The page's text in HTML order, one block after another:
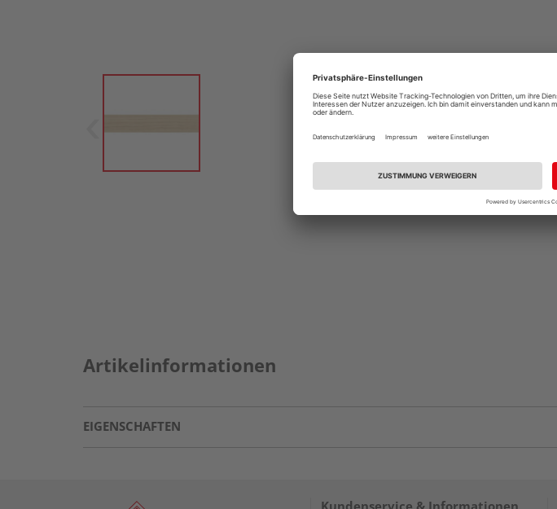
Artikelinformationen
EIGENSCHAFTEN
Kundenservice & Informationen